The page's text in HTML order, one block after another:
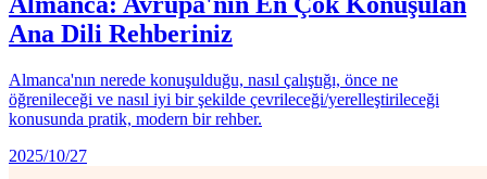
Ana Dili Rehberiniz
Almanca'nın nerede konuşulduğu, nasıl çalıştığı, önce ne
öğrenileceği ve nasıl iyi bir şekilde çevrileceği/yerelleştirileceği
konusunda pratik, modern bir rehber.
2025/10/27